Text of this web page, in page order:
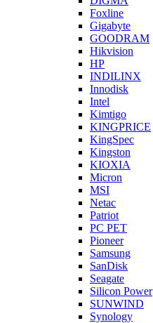
Foxline
Gigabyte
GOODRAM
Hikvision
HP
INDILINX
Innodisk
Intel
Kimtigo
KINGPRICE
KingSpec
Kingston
KIOXIA
Micron
MSI
Netac
Patriot
PC PET
Pioneer
Samsung
SanDisk
Seagate
Silicon Power
SUNWIND
Synology